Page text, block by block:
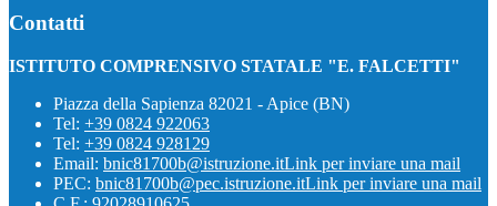
Contatti
ISTITUTO COMPRENSIVO STATALE "E. FALCETTI"
Piazza della Sapienza 82021 - Apice (BN)
Tel: +39 0824 922063
Tel: +39 0824 928129
Email: bnic81700b@istruzione.itLink per inviare una mail
PEC: bnic81700b@pec.istruzione.itLink per inviare una mail